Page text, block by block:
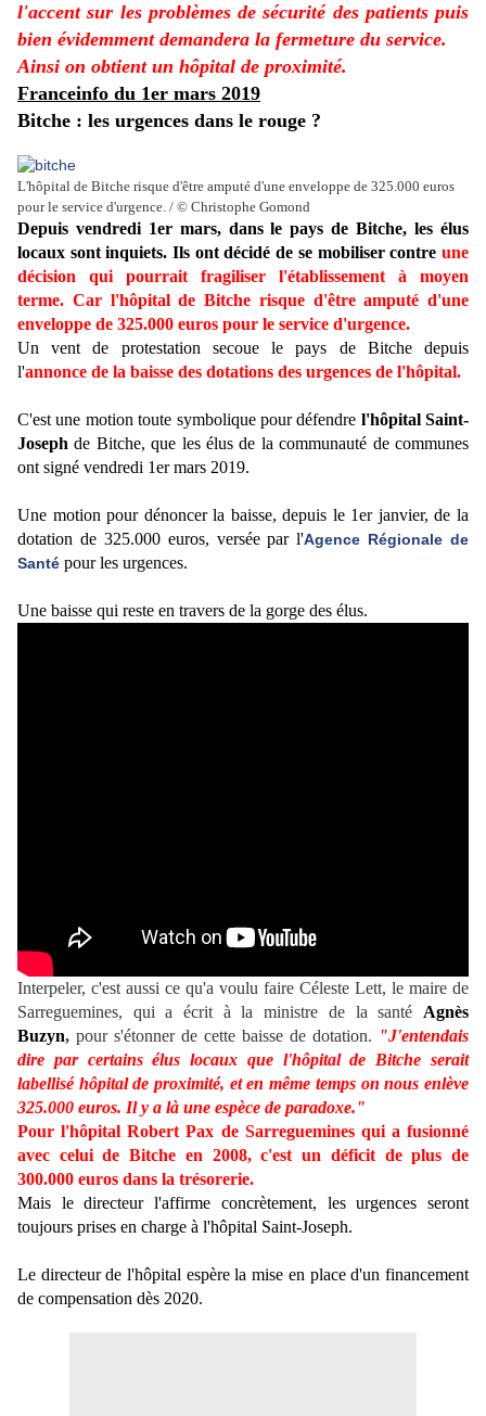
l'accent sur les problèmes de sécurité des patients puis
bien évidemment demandera la fermeture du service.
Ainsi on obtient un hôpital de proximité.
Franceinfo du 1er mars 2019
Bitche : les urgences dans le rouge ?
L'hôpital de Bitche risque d'être amputé d'une enveloppe de 325.000 euros
pour le service d'urgence. / © Christophe Gomond
Depuis vendredi 1er mars, dans le pays de Bitche, les élus
locaux sont inquiets. Ils ont décidé de se mobiliser contre une
décision qui pourrait fragiliser l'établissement à moyen
terme. Car l'hôpital de Bitche risque d'être amputé d'une
enveloppe de 325.000 euros pour le service d'urgence.
Un vent de protestation secoue le pays de Bitche depuis
l'annonce de la baisse des dotations des urgences de l'hôpital.
C'est une motion toute symbolique pour défendre l'hôpital Saint-
Josephde Bitche, que les élus de la communauté de communes
ont signé vendredi 1er mars 2019.
Une motion pour dénoncer la baisse, depuis le 1er janvier, de la
dotation de 325.000 euros, versée par l'Agence Régionale de
Santé pour les urgences.
Une baisse qui reste en travers de la gorge des élus.
Interpeler, c'est aussi ce qu'a voulu faire Céleste Lett, le maire de
Sarreguemines, qui a écrit à la ministre de la santé Agnès
Buzyn, pour s'étonner de cette baisse de dotation. "J'entendais
dire par certains élus locaux que l'hôpital de Bitche serait
labellisé hôpital de proximité, et en même temps on nous enlève
325.000 euros. Il y a là une espèce de paradoxe."
Pour l'hôpital Robert Pax de Sarreguemines qui a fusionné
avec celui de Bitche en 2008, c'est un déficit de plus de
300.000 euros dans la trésorerie.
Mais le directeur l'affirme concrètement, les urgences seront
toujours prises en charge à l'hôpital Saint-Joseph.
Le directeur de l'hôpital espère la mise en place d'un financement
de compensation dès 2020.